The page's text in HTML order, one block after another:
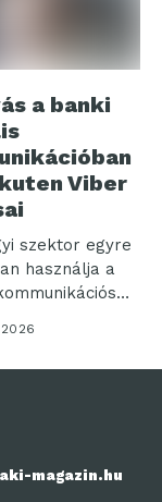
a banki
Viber
szektor egyre
használja a
a Rakuten...
magazin.hu